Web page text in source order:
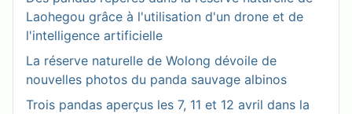
Laohegou grâce à l'utilisation d'un drone et de
l'intelligence artificielle
La réserve naturelle de Wolong dévoile de
nouvelles photos du panda sauvage albinos
Trois pandas aperçus les 7, 11 et 12 avril dans la